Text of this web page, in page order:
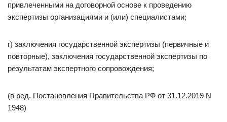
привлеченными на договорной основе к проведению
экспертизы организациями и (или) специалистами;
г) заключения государственной экспертизы (первичные и
повторные), заключения государственной экспертизы по
результатам экспертного сопровождения;
(в ред. Постановления Правительства РФ от 31.12.2019 N
1948)